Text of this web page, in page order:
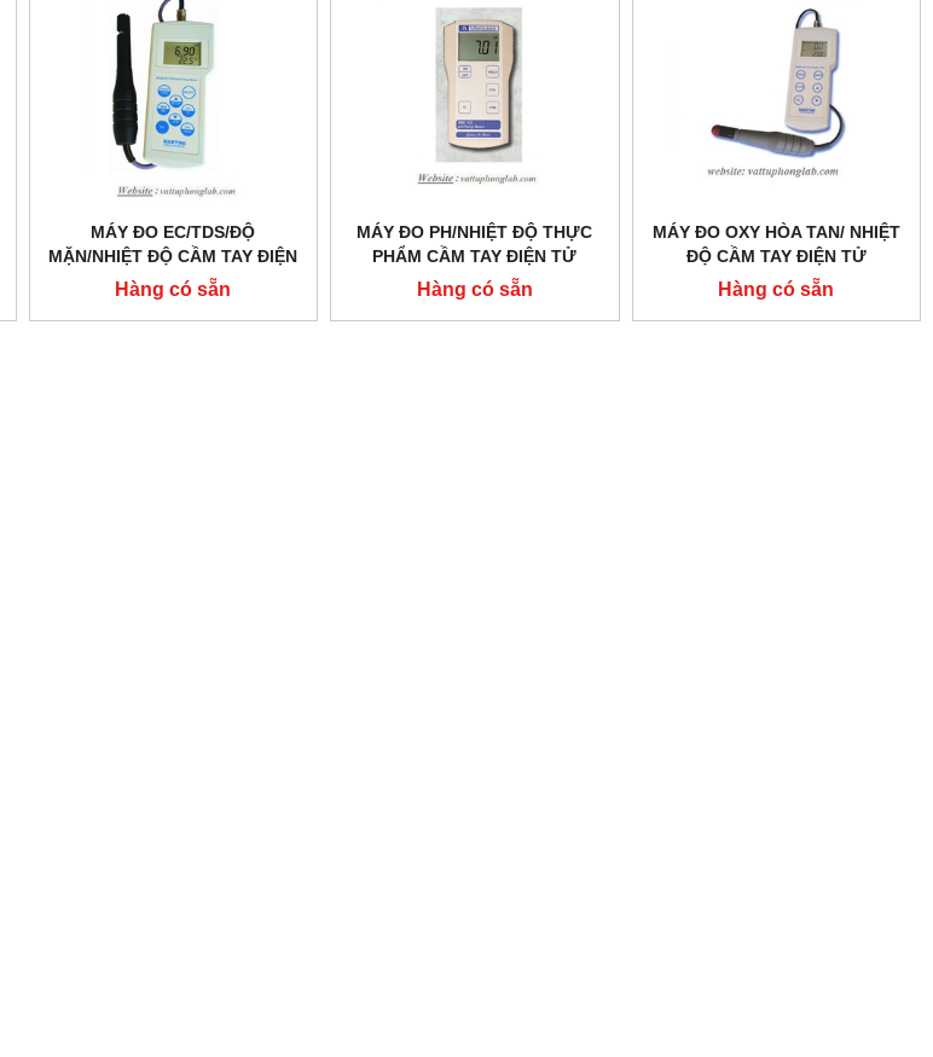
MÁY ĐO EC/TDS/ĐỘ
MẶN/NHIỆT ĐỘ CẦM TAY ĐIỆN
TỬ MODEL:MI306
Hàng có sẵn
MÁY ĐO PH/NHIỆT ĐỘ THỰC
PHẨM CẦM TAY ĐIỆN TỬ
MODEL:MW102
Hàng có sẵn
MÁY ĐO OXY HÒA TAN/ NHIỆT
ĐỘ CẦM TAY ĐIỆN TỬ
MODEL:MI605
Hàng có sẵn